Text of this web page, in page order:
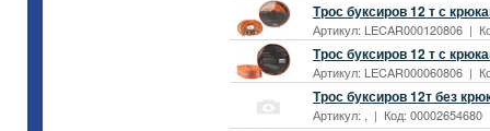
Трос буксиров 12 т с
Артикул: LECAR000120806 |
Трос буксиров 12 т с
Артикул: LECAR000060806 |
Трос буксиров 12т без
Артикул: , | Код: